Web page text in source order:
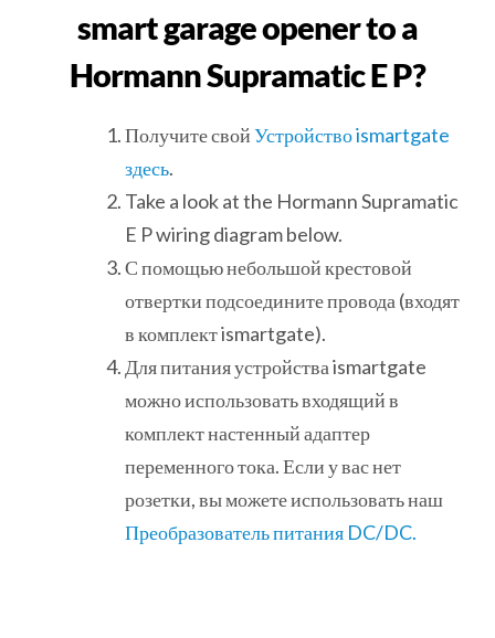
smart garage opener to a
Hormann Supramatic E P?
Получите свойУстройство ismartgate
здесь.
Take a look at the Hormann Supramatic
E P wiring diagram below.
С помощью небольшой крестовой
отвертки подсоедините провода (входят
в комплект ismartgate).
Для питания устройства ismartgate
можно использовать входящий в
комплект настенный адаптер
переменного тока. Если у вас нет
розетки, вы можете использовать наш
Преобразователь питания DC/DC.